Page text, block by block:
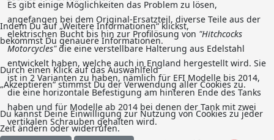
Es gibt einige Möglichkeiten das Problem zu lösen,
angefangen bei dem Original-Ersatzteil, diverse Teile aus der
elektrischen Bucht bis hin zur Profilösung von "Hitchcocks
Motorcycles"die eine verstellbare Halterung aus Edelstahl
entwickelt haben, welche auch in England hergestellt wird. Sie
ist in 2 Varianten zu haben, nämlich für EFI Modelle bis 2014,
die eine horizontale Befestigung am hinteren Ende des Tanks
haben und für Modelle ab 2014 bei denen der Tank mit zwei
vertikalen Schrauben gehalten wird.
Indem Du auf „Weitere Informationen“ klickst,
bekommst Du genauere Informationen.
Durch einen Klick auf das Auswahlfeld
„Akzeptieren“ stimmst Du der Verwendung aller Cookies zu.
Du kannst Deine Einwilligung zur Nutzung von Cookies zu jeder
Zeit ändern oder widerrufen.